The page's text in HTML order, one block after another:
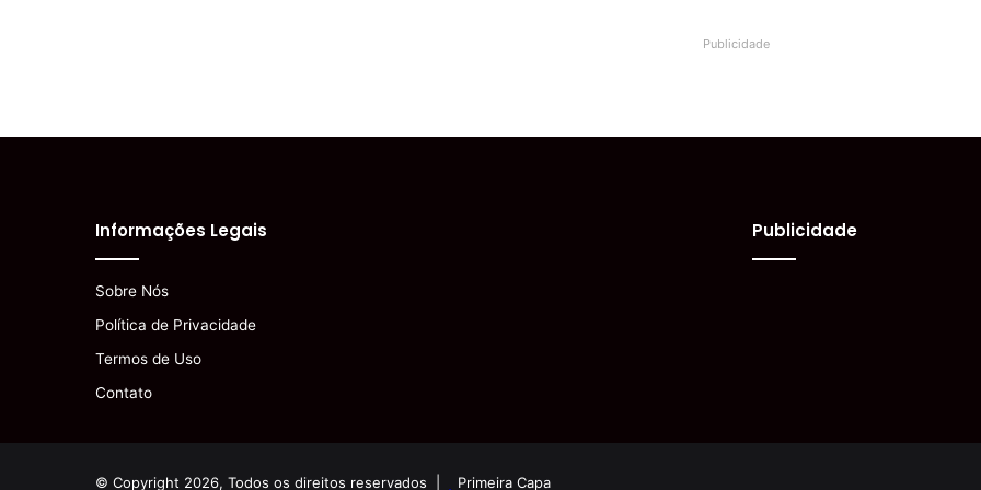
Publicidade
Informações Legais
Sobre Nós
Política de Privacidade
Termos de Uso
Contato
Publicidade
© Copyright 2026, Todos os direitos reservados | Primeira Capa